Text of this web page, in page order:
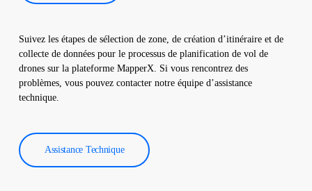
Suivez les étapes de sélection de zone, de création d’itinéraire et de
collecte de données pour le processus de planification de vol de
drones sur la plateforme MapperX. Si vous rencontrez des
problèmes, vous pouvez contacter notre équipe d’assistance
technique.
Assistance Technique